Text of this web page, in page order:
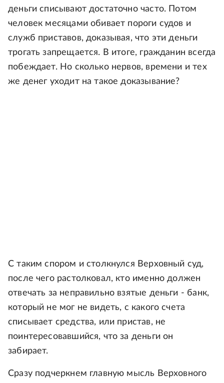
деньги списывают достаточно часто. Потом
человек месяцами обивает пороги судов и
служб приставов, доказывая, что эти деньги
трогать запрещается. В итоге, гражданин всегда
побеждает. Но сколько нервов, времени и тех
же денег уходит на такое доказывание?
С таким спором и столкнулся Верховный суд,
после чего растолковал, кто именно должен
отвечать за неправильно взятые деньги - банк,
который не мог не видеть, с какого счета
списывает средства, или пристав, не
поинтересовавшийся, что за деньги он
забирает.
Сразу подчеркнем главную мысль Верховного